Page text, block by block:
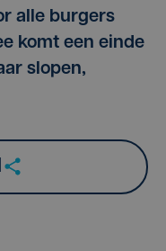
alle burgers
komt een einde
slopen,